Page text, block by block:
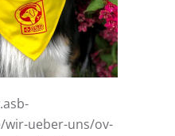
wir-ueber-uns/ov-